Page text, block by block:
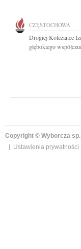
CZĘSTOCHOWA
Drogiej Koleżance
głębokiego
Copyright © Wyborcza sp.
Ustawienia prywatności